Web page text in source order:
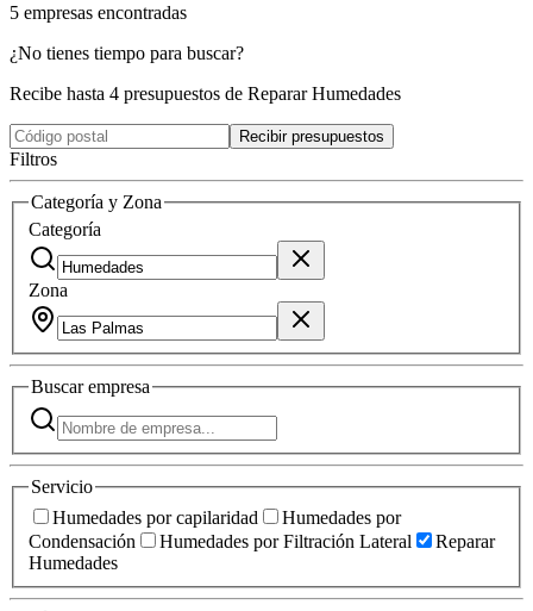
5 empresas encontradas
¿No tienes tiempo para buscar?
Recibe hasta 4 presupuestos de Reparar Humedades
Recibir presupuestos
Filtros
Categoría y Zona
Categoría
Zona
Buscarempresa
Servicio
Humedades por capilaridad
Humedades por
Condensación
Humedades por Filtración Lateral
Reparar
Humedades